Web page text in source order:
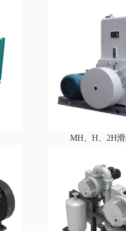
MH、H、2H